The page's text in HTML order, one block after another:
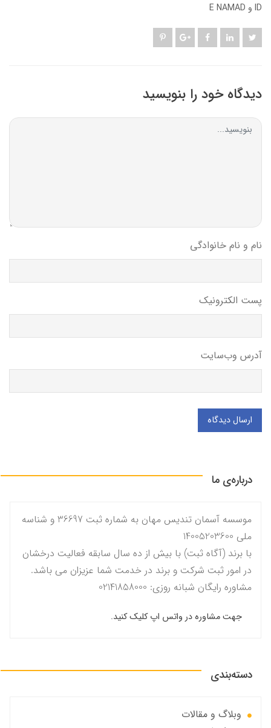
ID و E NAMAD
دیدگاه خود را بنویسید
نام و نام خانوادگی
پست الکترونیک
آدرس وب‌سایت
ارسال دیدگاه
درباره‌ی ما
موسسه آسمان تندیس مهان به شماره ثبت 36697 و شناسه
ملی 14005203600
با برند (آگاه ثبت) با بیش از ده سال سابقه فعالیت درخشان
در امور ثبت شرکت و برند در خدمت شما عزیزان می باشد.
مشاوره رایگان شبانه روزی: 02141858000
جهت مشاوره در واتس اپ کلیک کنید.
دسته‌بندی
وبلاگ و مقالات